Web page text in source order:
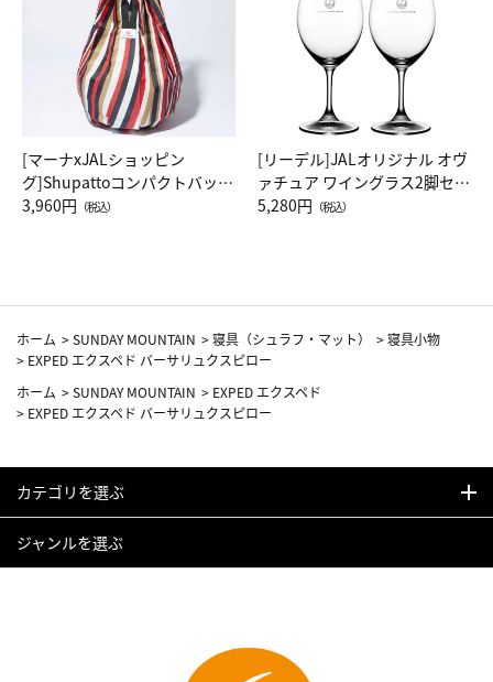
[マーナxJALショッピン
グ]Shupattoコンパクトバッグ
Drop JAL客室乗務員（LC）ス
3,960円 （税込）
[リーデル]JALオリジナル オヴ
ァチュア ワイングラス2脚セッ
ト（レッドワイン）
5,280円 （税込）
ホーム >SUNDAY MOUNTAIN >寝具（シュラフ・マット） >寝具小物
> EXPED エクスペド バーサリュクスピロー
ホーム >SUNDAY MOUNTAIN > EXPED エクスペド
> EXPED エクスペド バーサリュクスピロー
カテゴリを選ぶ
ジャンルを選ぶ